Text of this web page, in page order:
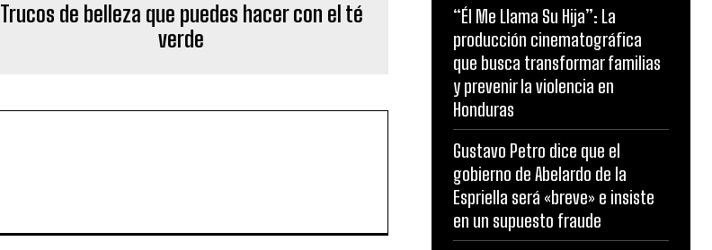
Trucos de belleza que puedes hacer con el té
verde
“Él Me Llama Su Hija”: La
producción cinematográfica
que busca transformar familias
y prevenir la violencia en
Honduras
Gustavo Petro dice que el
gobierno de Abelardo de la
Espriella será «breve» e insiste
en un supuesto fraude